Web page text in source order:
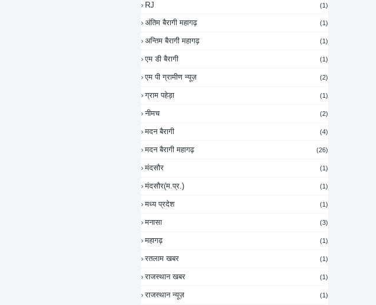
RJ (1)
अंतिम बैरागी महागढ़ (1)
अन्तिम बैरागी महागढ़ (1)
एम डी बैरागी (1)
एम पी ग्रामीण न्यूज़ (2)
ग्राम पहेड़ा (1)
नीमच (2)
मदन बैरागी (4)
मदन बैरागी महागढ़ (26)
मंदसौर (1)
मंदसौर(म.प्र.) (1)
मध्य प्रदेश (1)
मनासा (3)
महागढ़ (1)
रतलाम खबर (1)
राजस्थान खबर (1)
राजस्थान न्यूज़ (1)